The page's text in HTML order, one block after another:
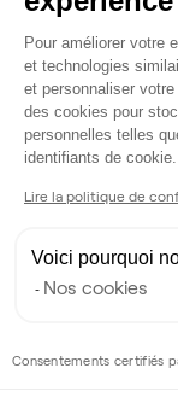
Avenue Ledru
5 postes • 18 m
Pour améliorer votre
et technologies
et personnaliser
des cookies pour
personnelles telles
identifiants de cookie.
Lire la politique de
Voici pourquoi
Nos cookies
Consentements certifiés